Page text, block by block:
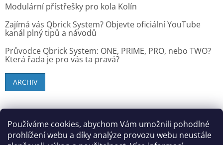
Používáme cookies, abychom Vám umožnili pohodlné
prohlížení webu a díky analýze provozu webu neustále
Modulární přístřešky pro kola Kolín
Zajímá vás Qbrick System? Objevte oficiální YouTube
kanál plný tipů a návodů
Průvodce Qbrick System: ONE, PRIME, PRO, nebo TWO?
Která řada je pro vás ta pravá?
ARCHIV